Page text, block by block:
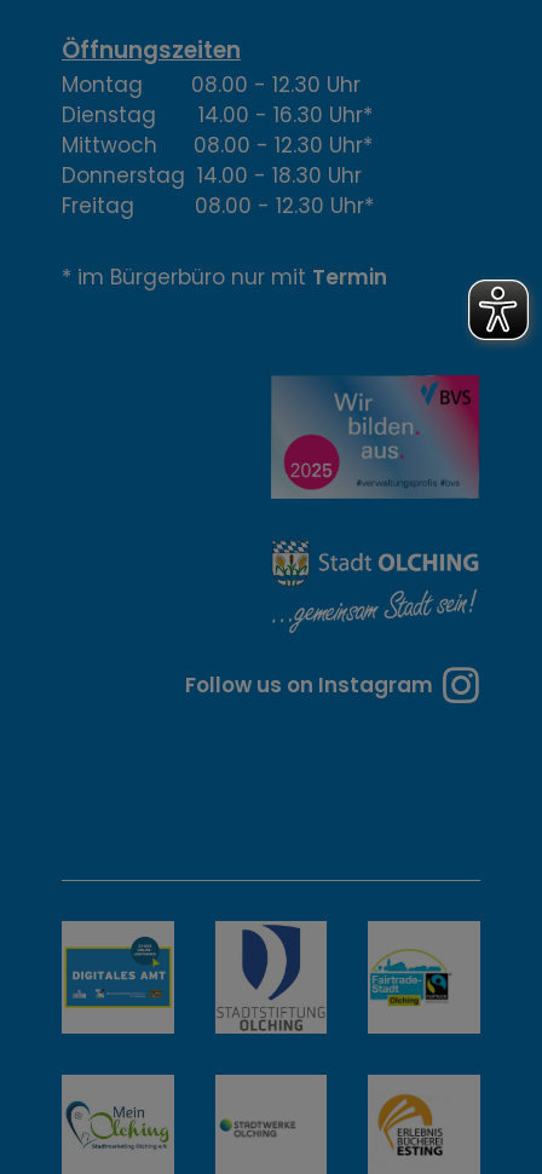
,
Ö
f
f
n
u
w
e
i
t
e
r
Öffnungszeiten
Montag 08.00 - 12.30 Uhr
Dienstag 14.00 - 16.30 Uhr*
Mittwoch 08.00 - 12.30 Uhr*
Donnerstag 14.00 - 18.30 Uhr
Freitag 08.00 - 12.30 Uhr*
* im Bürgerbüro nur mit Termin
Follow us on Instagram